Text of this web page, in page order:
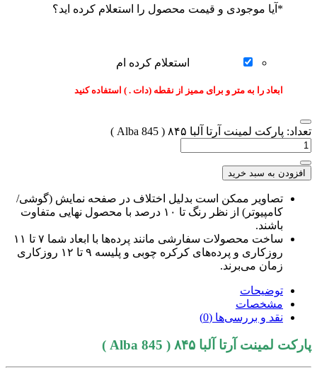
* آیا موجودی و قیمت محصول را استعلام کرده اید؟
استعلام کرده ام
ابعاد را به متر و برای ممیز از نقطه (دات . ) استفاده کنید
تعداد: پارکت لمینت آرتا آلبا ۸۴۵ ( Alba 845 )
افزودن به سبد خرید
تصاویر ممکن است بدلیل اختلاف در صفحه نمایش (گوشی/
کامپیوتر) از نظر رنگ تا ۱۰ درصد با محصول نهایی متفاوت
باشند.
ساخت محصولات سفارشی مانند پرده‌ها با ابعاد شما ۷ تا ۱۱
روزکاری و پرده‌های کرکره چوبی و پلیسه ۹ تا ۱۲ روزکاری
زمان می‌برند.
توضیحات
مشخصات
نقد و بررسی‌ها (0)
پارکت لمینت آرتا آلبا ۸۴۵ ( Alba 845 )